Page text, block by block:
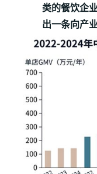
类的餐饮企
出一条向产